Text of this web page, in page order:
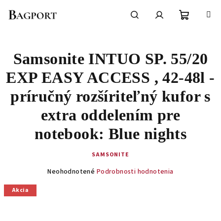
košík
Samsonite INTUO SP. 55/20
EXP EASY ACCESS , 42-48l -
príručný rozšíriteľný kufor s
extra oddelením pre
notebook: Blue nights
SAMSONITE
produktu
Neohodnotené Podrobnosti hodnotenia
Akcia